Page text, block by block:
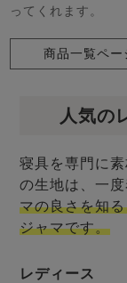
ってくれます。
商品一覧ペー
人気の
寝具を専門に
の生地は、一
マの良さを知
ジャマです。
レディース